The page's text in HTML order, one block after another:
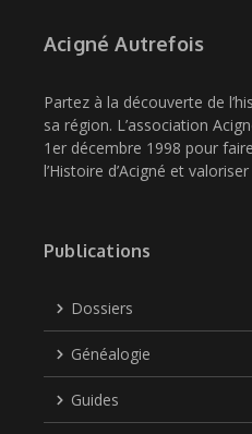
Acigné Autrefois
Partez à la découverte de
sa région. L’association
1er décembre 1998 pour
l’Histoire d’Acigné et
Publications
Dossiers
Généalogie
Guides